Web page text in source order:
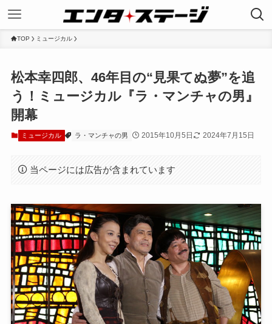
TOP ミュージカル
松本幸四郎、46年目の“見果てぬ夢”を追
う！ミュージカル『ラ・マンチャの男』
開幕
ミュージカル ラ・マンチャの男 2015年10月5日 2024年7月15日
当ページには広告が含まれています